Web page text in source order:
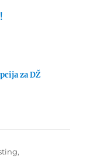
za DŽ
,